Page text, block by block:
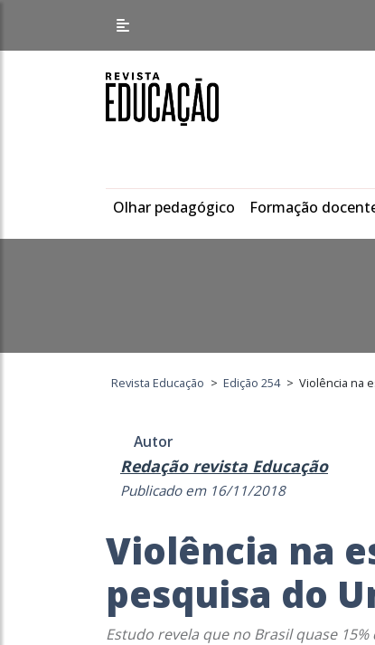
Olhar pedagógico Formação
Revista Educação > Edição 254 > Violência na
Autor
Redação revista Educação
Publicado em 16/11/2018
Violência na
pesquisa do
Estudo revela que no Brasil quase